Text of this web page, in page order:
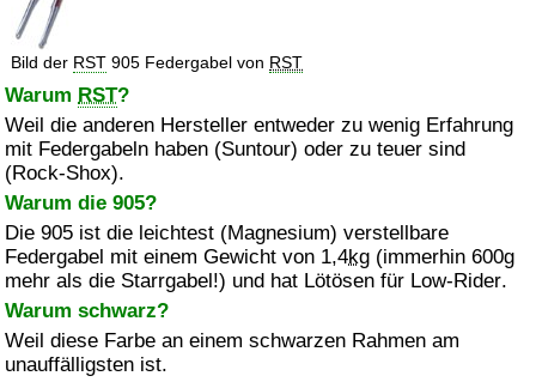
Bild der RST 905 Federgabel von RST
Warum RST?
Weil die anderen Hersteller entweder zu wenig Erfahrung
mit Federgabeln haben (Suntour) oder zu teuer sind
(Rock-Shox).
Warum die 905?
Die 905 ist die leichtest (Magnesium) verstellbare
Federgabel mit einem Gewicht von 1,4kg (immerhin 600g
mehr als die Starrgabel!) und hat Lötösen für Low-Rider.
Warum schwarz?
Weil diese Farbe an einem schwarzen Rahmen am
unauffälligsten ist.